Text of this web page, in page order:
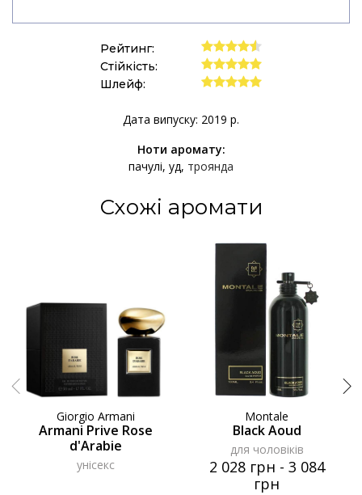
Рейтинг:
Стійкість:
Шлейф:
Дата випуску: 2019 р.
Ноти аромату:
пачулі уд троянда
Схожі аромати
Giorgio Armani
Armani Prive Rose
d'Arabie
унісекс
Montale
Black Aoud
для чоловіків
2 028 грн - 3 084
грн